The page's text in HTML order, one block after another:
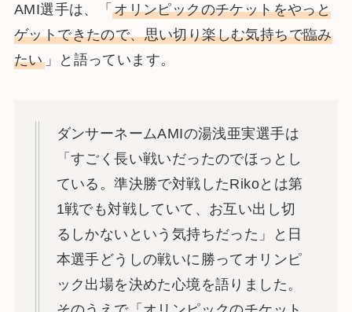
AMI選手は、「オリンピックのチケットをやっと
ゲットできたので、思い切り楽しむ気持ちで臨み
たい」と語っています。
ダンサーネームAMIの湯浅亜実選手は
「すごく長い戦いだったのでほっとし
ている。準決勝で対戦したRikoとは第
1戦でも対戦していて、お互い出し切
るしかないという気持ちだった」と日
本選手どうしの戦いに勝ってオリンピ
ック出場を決めた心境を語りました。